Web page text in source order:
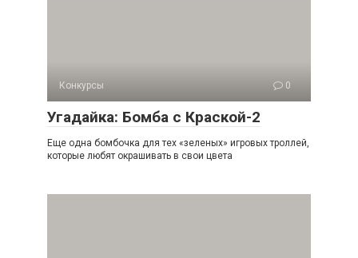
Конкурсы 0
Угадайка: Бомба с Краской-2
Еще одна бомбочка для тех «зеленых» игровых троллей,
которые любят окрашивать в свои цвета